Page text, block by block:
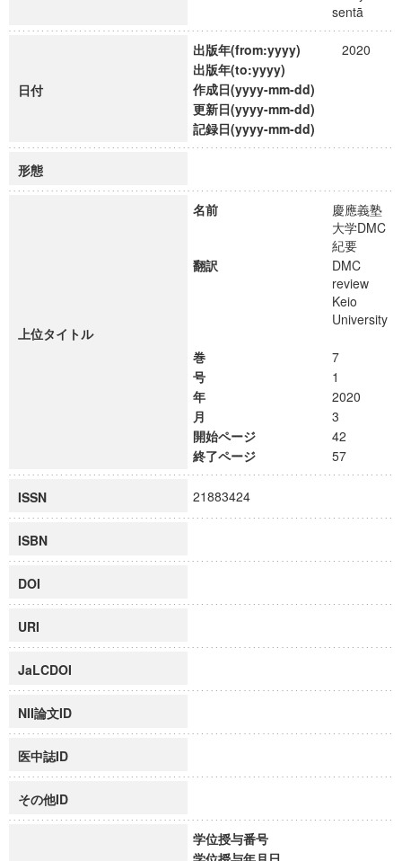
sentā
日付
出版年(from:yyyy)
2020
出版年(to:yyyy)
作成日(yyyy-mm-dd)
更新日(yyyy-mm-dd)
記録日(yyyy-mm-dd)
形態
上位タイトル
名前
慶應義塾
大学DMC
紀要
翻訳
DMC
review
Keio
University
巻
7
号
1
年
2020
月
3
開始ページ
42
終了ページ
57
ISSN 21883424
ISBN
DOI
URI
JaLCDOI
NII論文ID
医中誌ID
その他ID
学位授与番号